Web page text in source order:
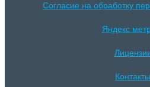
Согласие на обработку
Яндекс
Контакты